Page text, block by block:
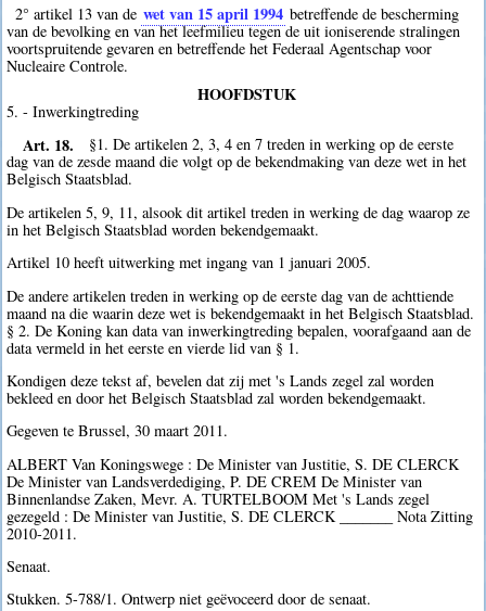
2° artikel 13 van de wet van 15 april 1994 betreffende de bescherming
van de bevolking en van het leefmilieu tegen de uit ioniserende stralingen
voortspruitende gevaren en betreffende het Federaal Agentschap voor
Nucleaire Controle.
HOOFDSTUK
5. - Inwerkingtreding
Art. 18.
§1. De artikelen 2, 3, 4 en 7 treden in werking op de eerste
dag van de zesde maand die volgt op de bekendmaking van deze wet in het
Belgisch Staatsblad.
De artikelen 5, 9, 11, alsook dit artikel treden in werking de dag waarop ze
in het Belgisch Staatsblad worden bekendgemaakt.
Artikel 10 heeft uitwerking met ingang van 1 januari 2005.
De andere artikelen treden in werking op de eerste dag van de achttiende
maand na die waarin deze wet is bekendgemaakt in het Belgisch Staatsblad.
§ 2. De Koning kan data van inwerkingtreding bepalen, voorafgaand aan de
data vermeld in het eerste en vierde lid van § 1.
Kondigen deze tekst af, bevelen dat zij met 's Lands zegel zal worden
bekleed en door het Belgisch Staatsblad zal worden bekendgemaakt.
Gegeven te Brussel, 30 maart 2011.
ALBERT Van Koningswege : De Minister van Justitie, S. DE CLERCK
De Minister van Landsverdediging, P. DE CREM De Minister van
Binnenlandse Zaken, Mevr. A. TURTELBOOM Met 's Lands zegel
gezegeld : De Minister van Justitie, S. DE CLERCK _______ Nota Zitting
2010-2011.
Senaat.
Stukken. 5-788/1. Ontwerp niet geëvoceerd door de senaat.